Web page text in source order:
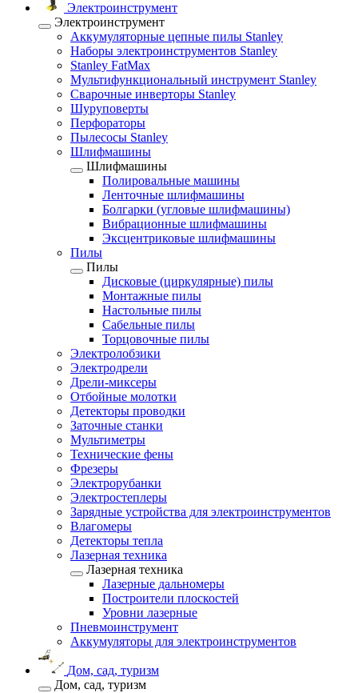
Электроинструмент
Электроинструмент
Аккумуляторные цепные пилы Stanley
Наборы электроинструментов Stanley
Stanley FatMax
Мультифункциональный инструмент Stanley
Сварочные инверторы Stanley
Шуруповерты
Перфораторы
Пылесосы Stanley
Шлифмашины
Шлифмашины
Полировальные машины
Ленточные шлифмашины
Болгарки (угловые шлифмашины)
Вибрационные шлифмашины
Эксцентриковые шлифмашины
Пилы
Пилы
Дисковые (циркулярные) пилы
Монтажные пилы
Настольные пилы
Сабельные пилы
Торцовочные пилы
Электролобзики
Электродрели
Дрели-миксеры
Отбойные молотки
Детекторы проводки
Заточные станки
Мультиметры
Технические фены
Фрезеры
Электрорубанки
Электростеплеры
Зарядные устройства для электроинструментов
Влагомеры
Детекторы тепла
Лазерная техника
Лазерная техника
Лазерные дальномеры
Построители плоскостей
Уровни лазерные
Пневмоинструмент
Аккумуляторы для электроинструментов
Дом, сад, туризм
Дом, сад, туризм